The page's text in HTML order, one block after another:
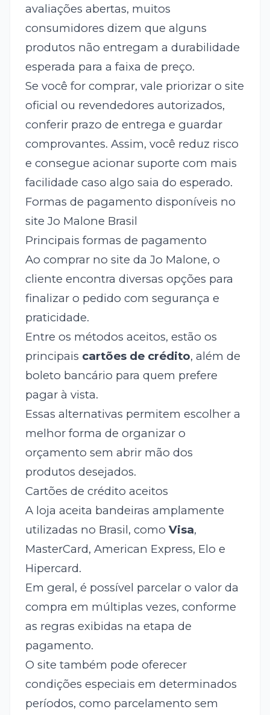
avaliações abertas, muitos
consumidores dizem que alguns
produtos não entregam a durabilidade
esperada para a faixa de preço.
Se você for comprar, vale priorizar o site
oficial ou revendedores autorizados,
conferir prazo de entrega e guardar
comprovantes. Assim, você reduz risco
e consegue acionar suporte com mais
facilidade caso algo saia do esperado.
Formas de pagamento disponíveis no
site Jo Malone Brasil
Principais formas de pagamento
Ao comprar no site da Jo Malone, o
cliente encontra diversas opções para
finalizar o pedido com segurança e
praticidade.
Entre os métodos aceitos, estão os
principais cartões de crédito, além de
boleto bancário para quem prefere
pagar à vista.
Essas alternativas permitem escolher a
melhor forma de organizar o
orçamento sem abrir mão dos
produtos desejados.
Cartões de crédito aceitos
A loja aceita bandeiras amplamente
utilizadas no Brasil, como Visa,
MasterCard, American Express, Elo e
Hipercard.
Em geral, é possível parcelar o valor da
compra em múltiplas vezes, conforme
as regras exibidas na etapa de
pagamento.
O site também pode oferecer
condições especiais em determinados
períodos, como parcelamento sem